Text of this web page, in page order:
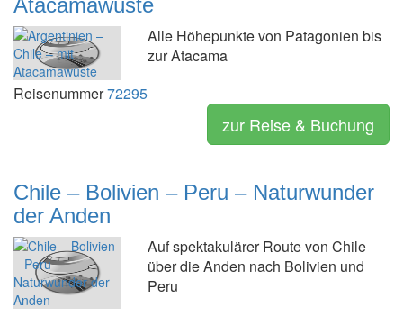
Atacamawüste
Alle Höhepunkte von Patagonien bis
zur Atacama
Reisenummer72295
zur Reise & Buchung
Chile – Bolivien – Peru – Naturwunder
der Anden
Auf spektakulärer Route von Chile
über die Anden nach Bolivien und
Peru